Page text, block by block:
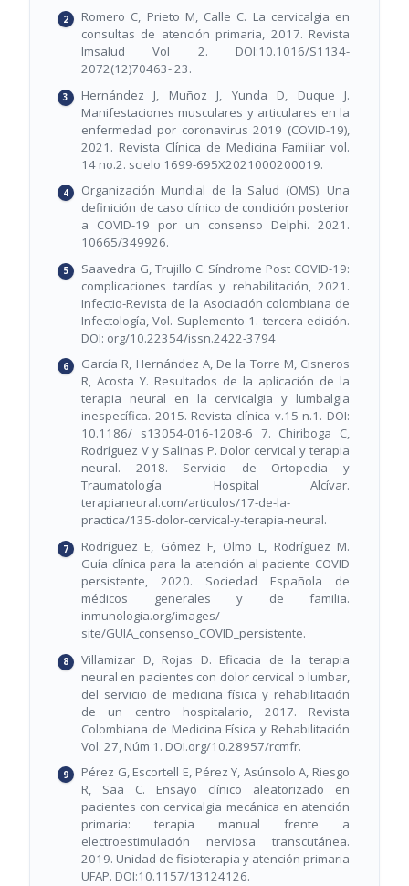
Romero C, Prieto M, Calle C. La cervicalgia en
consultas de atención primaria, 2017. Revista
Imsalud Vol 2. DOI:10.1016/S1134-
2072(12)70463- 23.
Hernández J, Muñoz J, Yunda D, Duque J.
Manifestaciones musculares y articulares en la
enfermedad por coronavirus 2019 (COVID-19),
2021. Revista Clínica de Medicina Familiar vol.
14 no.2. scielo 1699-695X2021000200019.
Organización Mundial de la Salud (OMS). Una
definición de caso clínico de condición posterior
a COVID-19 por un consenso Delphi. 2021.
10665/349926.
Saavedra G, Trujillo C. Síndrome Post COVID-19:
complicaciones tardías y rehabilitación, 2021.
Infectio-Revista de la Asociación colombiana de
Infectología, Vol. Suplemento 1. tercera edición.
DOI: org/10.22354/issn.2422-3794
García R, Hernández A, De la Torre M, Cisneros
R, Acosta Y. Resultados de la aplicación de la
terapia neural en la cervicalgia y lumbalgia
inespecífica. 2015. Revista clínica v.15 n.1. DOI:
10.1186/ s13054-016-1208-6 7. Chiriboga C,
Rodríguez V y Salinas P. Dolor cervical y terapia
neural. 2018. Servicio de Ortopedia y
Traumatología Hospital Alcívar.
terapianeural.com/articulos/17-de-la-
practica/135-dolor-cervical-y-terapia-neural.
Rodríguez E, Gómez F, Olmo L, Rodríguez M.
Guía clínica para la atención al paciente COVID
persistente, 2020. Sociedad Española de
médicos generales y de familia.
inmunologia.org/images/
site/GUIA_consenso_COVID_persistente.
Villamizar D, Rojas D. Eficacia de la terapia
neural en pacientes con dolor cervical o lumbar,
del servicio de medicina física y rehabilitación
de un centro hospitalario, 2017. Revista
Colombiana de Medicina Física y Rehabilitación
Vol. 27, Núm 1. DOI.org/10.28957/rcmfr.
Pérez G, Escortell E, Pérez Y, Asúnsolo A, Riesgo
R, Saa C. Ensayo clínico aleatorizado en
pacientes con cervicalgia mecánica en atención
primaria: terapia manual frente a
electroestimulación nerviosa transcutánea.
2019. Unidad de fisioterapia y atención primaria
UFAP. DOI:10.1157/13124126.